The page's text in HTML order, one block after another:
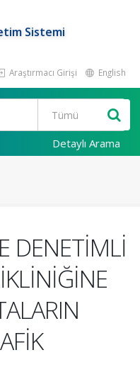
Sistemi
Araştırmacı Girişi English
Detaylı Arama
DENETİMLİ